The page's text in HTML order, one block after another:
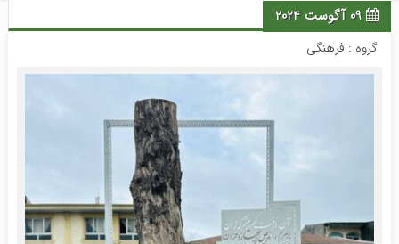
09 آگوست 2024
گروه : فرهنگی